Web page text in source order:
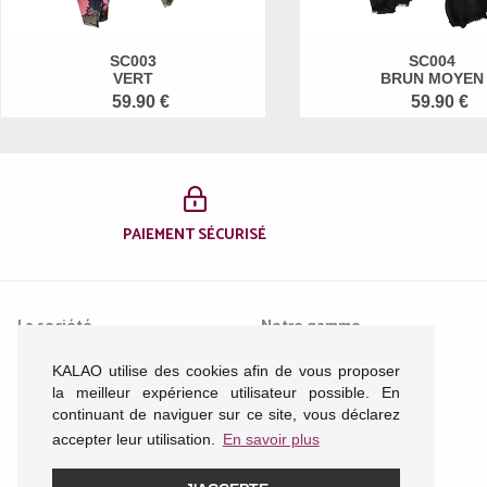
KALAO utilise des cookies afin de vous proposer
la meilleur expérience utilisateur possible. En
continuant de naviguer sur ce site, vous déclarez
accepter leur utilisation.
En savoir plus
SC003
VERT
59.90 €
SC004
BRUN MOYEN
59.90 €
PAIEMENT SÉCURISÉ
La société
Mentions légales
Conditions générales de
Notre gamme
Femme
Homme
Enfant